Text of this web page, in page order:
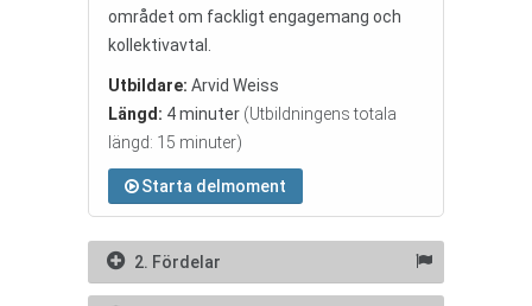
området om fackligt engagemang och
kollektivavtal.
Utbildare: Arvid Weiss
Längd: 4 minuter (Utbildningens totala
längd: 15 minuter)
Starta delmoment
2. Fördelar